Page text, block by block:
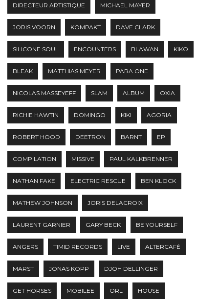
DIRECTEUR ARTISTIQUE MICHAEL MAYER
JORIS VOORN KOMPAKT DAVE CLARK
SILICONE SOUL ENCOUNTERS BLAWAN KIKO
BLEAK MATTHIAS MEYER PARA ONE
NICOLAS MASSEYEFF SLAM ALBUM OXIA
RICHIE HAWTIN DOMINGO KIKI AGORIA
ROBERT HOOD DEETRON BARNT EP
COMPILATION MISSIVE PAUL KALKBRENNER
NATHAN FAKE ELECTRIC RESCUE BEN KLOCK
MATHEW JOHNSON JORIS DELACROIX
LAURENT GARNIER GARY BECK BE YOURSELF
ANGERS TIMID RECORDS LIVE ALTERCAFÉ
MARST JONAS KOPP DJOH DELLINGER
GET HORSES MOBILEE ORL HOUSE